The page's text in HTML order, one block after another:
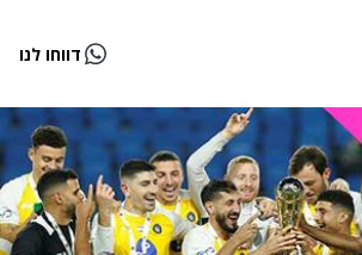
דווחו לנו